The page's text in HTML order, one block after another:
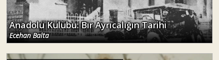
Anadolu Kulübü: Bir Ayrıcalığın Tarihi
Ecehan Balta